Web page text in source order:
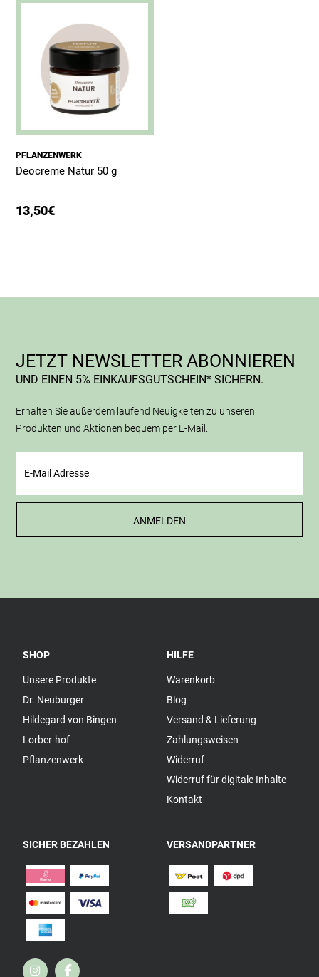
PFLANZENWERK
Deocreme Natur 50 g
13,50€
JETZT NEWSLETTER ABONNIEREN
UND EINEN 5% EINKAUFSGUTSCHEIN* SICHERN.
Erhalten Sie außerdem laufend Neuigkeiten zu unseren
Produkten und Aktionen bequem per E-Mail.
ANMELDEN
SHOP
Unsere Produkte
Dr. Neuburger
Hildegard von Bingen
Lorber-hof
Pflanzenwerk
HILFE
Warenkorb
Blog
Versand & Lieferung
Zahlungsweisen
Widerruf
Widerruf für digitale Inhalte
Kontakt
SICHER BEZAHLEN VERSANDPARTNER